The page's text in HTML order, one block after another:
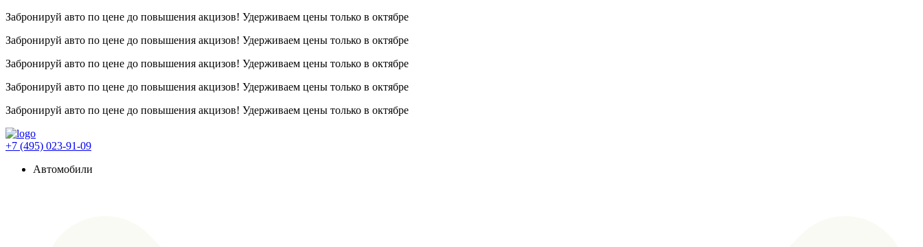
Забронируй авто по цене до повышения акцизов! Удерживаем цены только в октябре
Забронируй авто по цене до повышения акцизов! Удерживаем цены только в октябре
Забронируй авто по цене до повышения акцизов! Удерживаем цены только в октябре
Забронируй авто по цене до повышения акцизов! Удерживаем цены только в октябре
Забронируй авто по цене до повышения акцизов! Удерживаем цены только в октябре
+7 (495) 023-91-09
Автомобили